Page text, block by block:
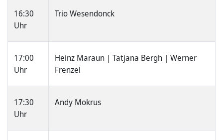
16:30
Uhr
Trio Wesendonck
17:00
Uhr
Heinz Maraun | Tatjana Bergh | Werner
Frenzel
17:30
Uhr
Andy Mokrus